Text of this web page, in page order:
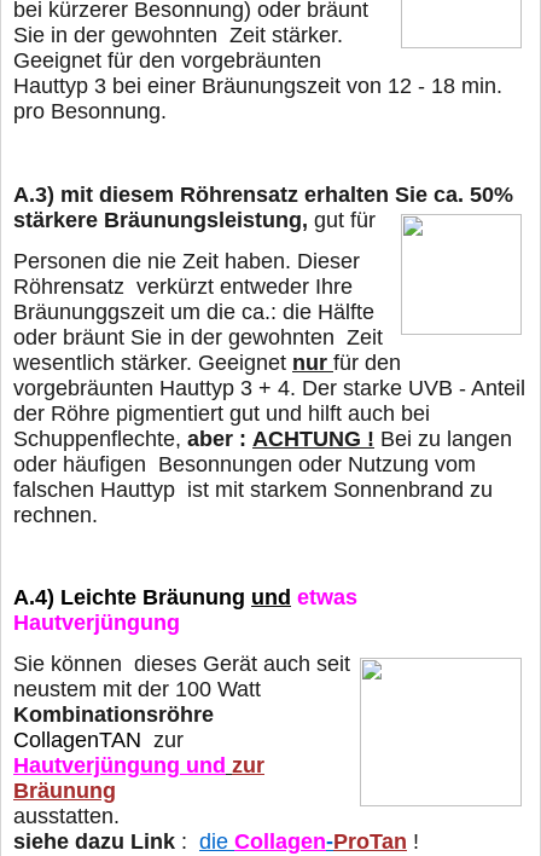
bei kürzerer Besonnung) oder bräunt
Sie in der gewohnten Zeit stärker.
Geeignet für den vorgebräunten
Hauttyp 3 bei einer Bräunungszeit von 12 - 18 min.
pro Besonnung.
A.3) mit diesem Röhrensatz erhalten Sie ca. 50%
stärkere Bräunungsleistung, gut für
Personen die nie Zeit haben. Dieser
Röhrensatz verkürzt entweder Ihre
Bräununggszeit um die ca.: die Hälfte
oder bräunt Sie in der gewohnten Zeit
wesentlich stärker. Geeignet nur für den
vorgebräunten Hauttyp 3 + 4. Der starke UVB - Anteil
der Röhre pigmentiert gut und hilft auch bei
Schuppenflechte, aber : ACHTUNG ! Bei zu langen
oder häufigen Besonnungen oder Nutzung vom
falschen Hauttyp ist mit starkem Sonnenbrand zu
rechnen.
A.4) Leichte Bräunung und etwas
Hautverjüngung
Sie können dieses Gerät auch seit
neustem mit der 100 Watt
Kombinationsröhre
CollagenTAN zur
Hautverjüngung und zur
Bräunung
ausstatten.
siehe dazu Link : die Collagen-ProTan !